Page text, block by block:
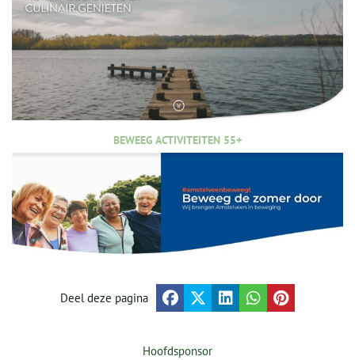
BEWEEG ACTIVITEITEN 55+
Deel deze pagina
Hoofdsponsor